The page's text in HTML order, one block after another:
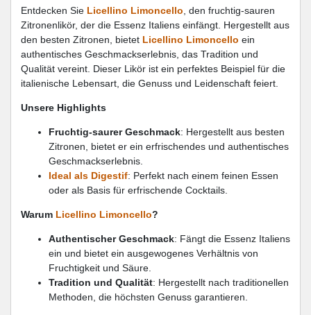
Entdecken Sie Licellino Limoncello , den fruchtig-sauren
Zitronenlikör, der die Essenz Italiens einfängt. Hergestellt aus
den besten Zitronen, bietet Licellino Limoncello ein
authentisches Geschmackserlebnis, das Tradition und
Qualität vereint. Dieser Likör ist ein perfektes Beispiel für die
italienische Lebensart, die Genuss und Leidenschaft feiert.
Unsere Highlights
Fruchtig-saurer Geschmack: Hergestellt aus besten
Zitronen, bietet er ein erfrischendes und authentisches
Geschmackserlebnis.
Ideal als Digestif: Perfekt nach einem feinen Essen
oder als Basis für erfrischende Cocktails.
Warum Licellino Limoncello?
Authentischer Geschmack: Fängt die Essenz Italiens
ein und bietet ein ausgewogenes Verhältnis von
Fruchtigkeit und Säure.
Tradition und Qualität: Hergestellt nach traditionellen
Methoden, die höchsten Genuss garantieren.